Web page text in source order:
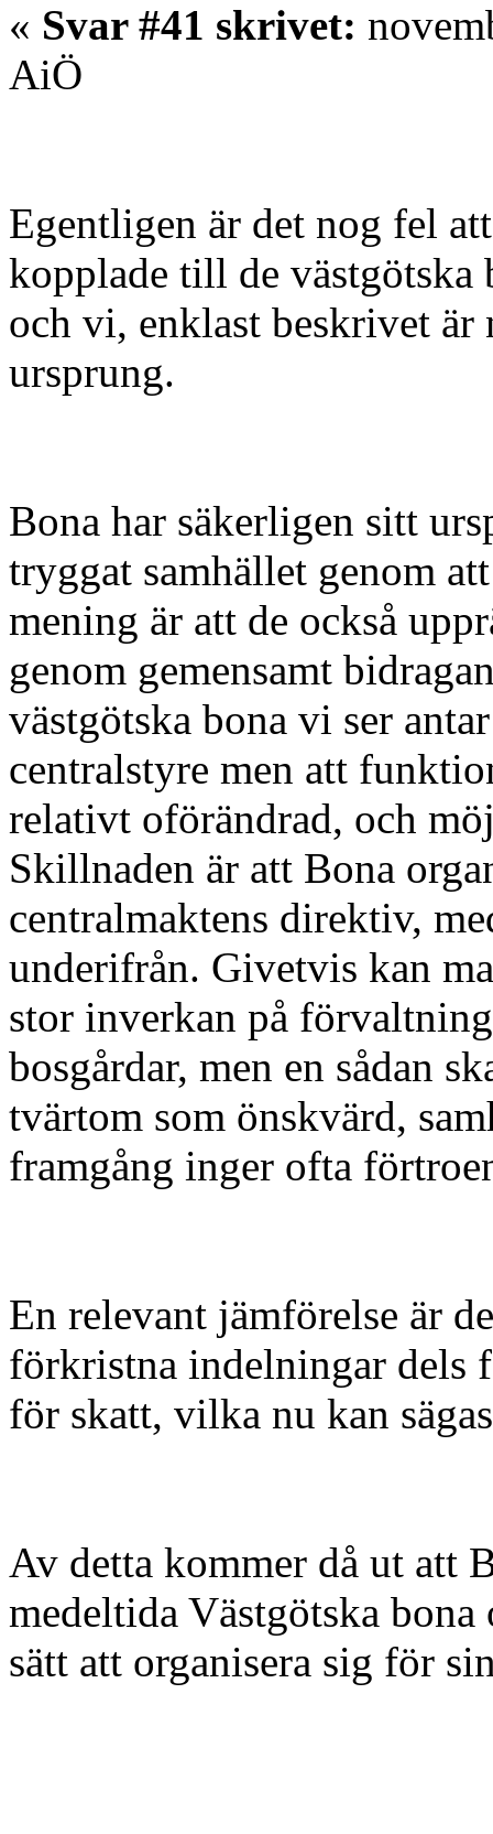
« Svar #41 skrivet:
AiÖ
Egentligen är det nog fel
kopplade till de västgötska
och vi, enklast beskrivet är
ursprung.
Bona har säkerligen sitt
tryggat samhället genom
mening är att de också
genom gemensamt
västgötska bona vi ser
centralstyre men att
relativt oförändrad, och
Skillnaden är att Bona
centralmaktens direktiv,
underifrån. Givetvis kan
stor inverkan på
bosgårdar, men en sådan
tvärtom som önskvärd,
framgång inger ofta
En relevant jämförelse är
förkristna indelningar dels
för skatt, vilka nu kan
Av detta kommer då ut att
medeltida Västgötska
sätt att organisera sig för